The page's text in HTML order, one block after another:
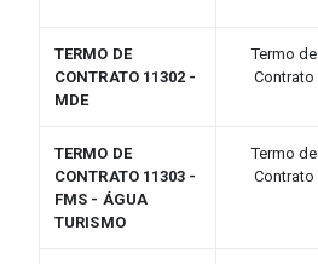
TERMO DE
CONTRATO 11302 -
MDE
Termo de
Contrato
TERMO DE
CONTRATO 11303 -
FMS - ÁGUA
TURISMO
Termo de
Contrato